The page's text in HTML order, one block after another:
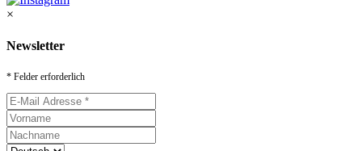
×
Newsletter
* Felder erforderlich